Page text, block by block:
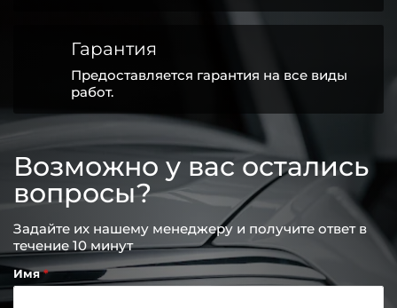
Гарантия
Предоставляется гарантия на все виды
работ.
Возможно у вас остались
вопросы?
Задайте их нашему менеджеру и получите ответ в
течение 10 минут
Имя